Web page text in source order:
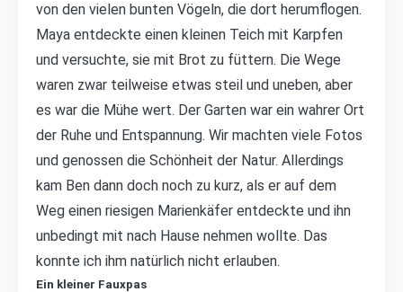
von den vielen bunten Vögeln, die dort herumflogen.
Maya entdeckte einen kleinen Teich mit Karpfen
und versuchte, sie mit Brot zu füttern. Die Wege
waren zwar teilweise etwas steil und uneben, aber
es war die Mühe wert. Der Garten war ein wahrer Ort
der Ruhe und Entspannung. Wir machten viele Fotos
und genossen die Schönheit der Natur. Allerdings
kam Ben dann doch noch zu kurz, als er auf dem
Weg einen riesigen Marienkäfer entdeckte und ihn
unbedingt mit nach Hause nehmen wollte. Das
konnte ich ihm natürlich nicht erlauben.
Ein kleiner Fauxpas